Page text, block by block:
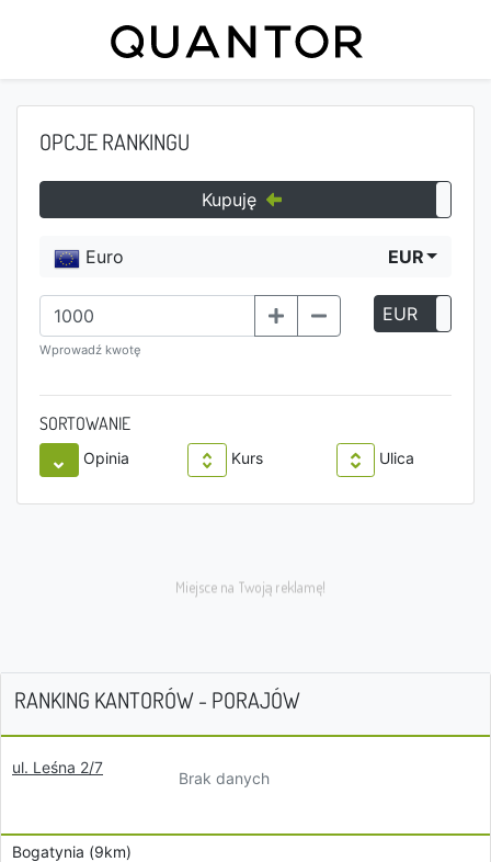
OPCJE RANKINGU
Kupuję
Euro EUR
Wprowadź kwotę
EUR
SORTOWANIE
Opinia Kurs Ulica
RANKING KANTORÓW - PORAJÓW
ul. Leśna 2/7
Brak danych
Bogatynia (9km)